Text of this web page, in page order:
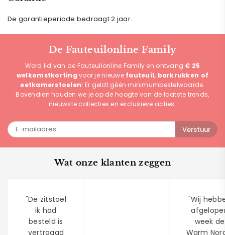
De garantieperiode bedraagt 2 jaar.
De Fauteuilonline Family
Word lid van de Fauteuilonline Family en ontvang € 25
welkomstkortingvoor je nieuwe fauteuil, barkrukken of
eetkamerstoelen! Er geldt géén minimumbestelwaarde.
Bovendien houden we je op de hoogte van de laatste trends,
nieuwste collecties en exclusieve acties.
Verstuur
Wat onze klanten zeggen
"De zitstoel
ik had
besteld is
vertraagd
"Wij
week de
Warm